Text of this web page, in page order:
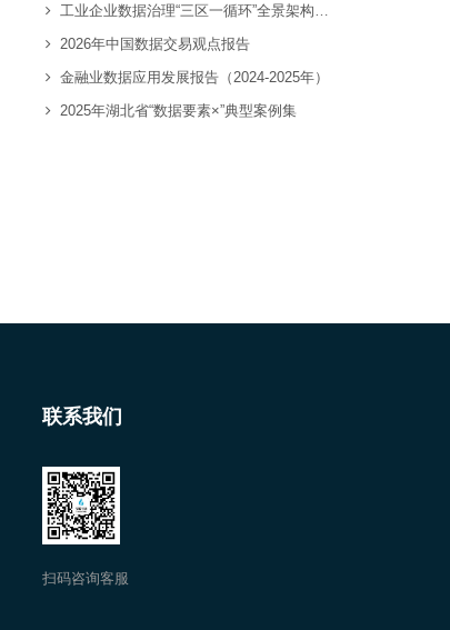
工业企业数据治理“三区一循环”全景架构白皮书
2026年中国数据交易观点报告
金融业数据应用发展报告（2024-2025年）
2025年湖北省“数据要素×”典型案例集
联系我们
扫码咨询客服